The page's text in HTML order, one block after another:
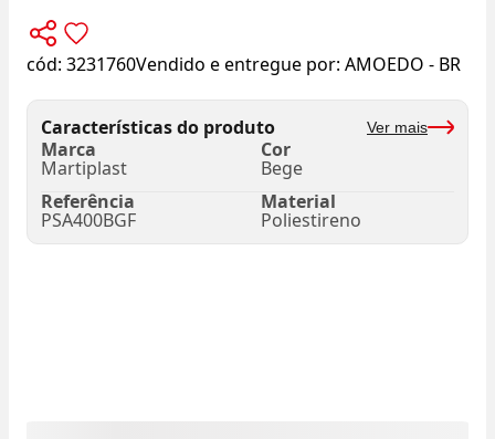
cód: 3231760Vendido e entregue por: AMOEDO - BR
Características do produto Ver mais
Marca
Martiplast
Cor
Bege
Referência
PSA400BGF
Material
Poliestireno